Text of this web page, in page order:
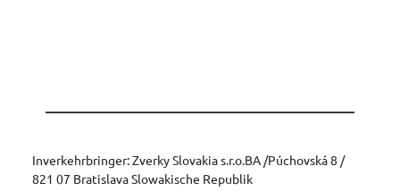
Inverkehrbringer: Zverky Slovakia s.r.o.BA /Púchovská 8 /
821 07 Bratislava Slowakische Republik